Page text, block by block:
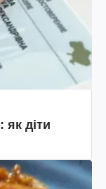
як діти